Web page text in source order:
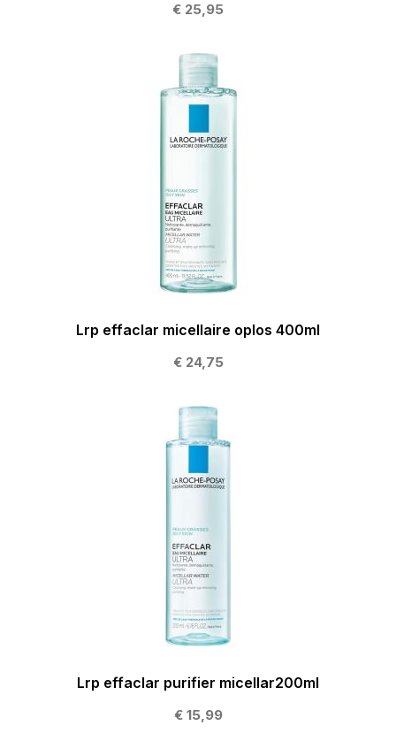
€ 25,95
Lrp effaclar micellaire oplos 400ml
€ 24,75
Lrp effaclar purifier micellar200ml
€ 15,99